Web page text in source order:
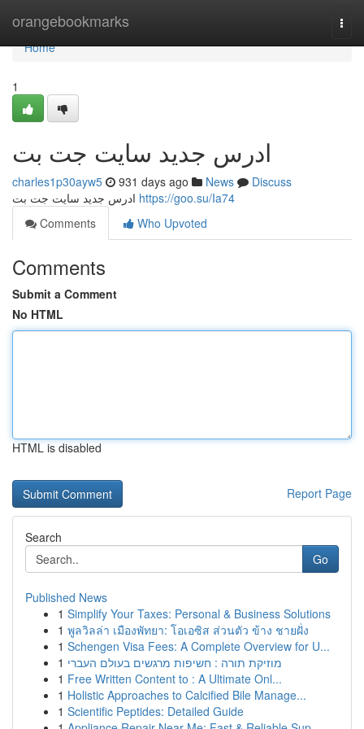
orangebookmarks
Home
Home
1
ادرس جدید سایت جت بت
charles1p30ayw5 931 days ago News
Discuss
https://goo.su/Ia74
Comments
Who Upvoted
Comments
Submit a Comment
No HTML
HTML is disabled
Report Page
Search
Go
Published News
1 Simplify Your Taxes: Personal & Business Solutions
1 พูลวิลล่า เมืองพัทยา: โอเอซิส ส่วนตัว ข้าง ชายฝั่ง
1 Schengen Visa Fees: A Complete Overview for U...
1 מוזיקת תורה : חשיפות מרגשים בעולם העברי
1 Free Written Content to : A Ultimate Onl...
1 Holistic Approaches to Calcified Bile Manage...
1 Scientific Peptides: Detailed Guide